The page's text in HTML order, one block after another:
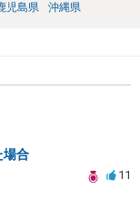
児島県 沖縄県
場合
11